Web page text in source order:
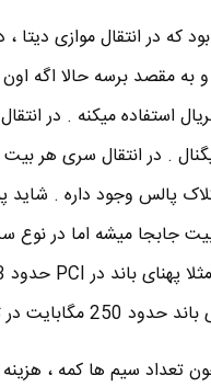
که در انتقال موازی دیتا
. در انتقال سری هر بیت
پالس وجود داره . شاید
پالس 32 بیت جابجا میشه
تعداد سیم ها کمه ،